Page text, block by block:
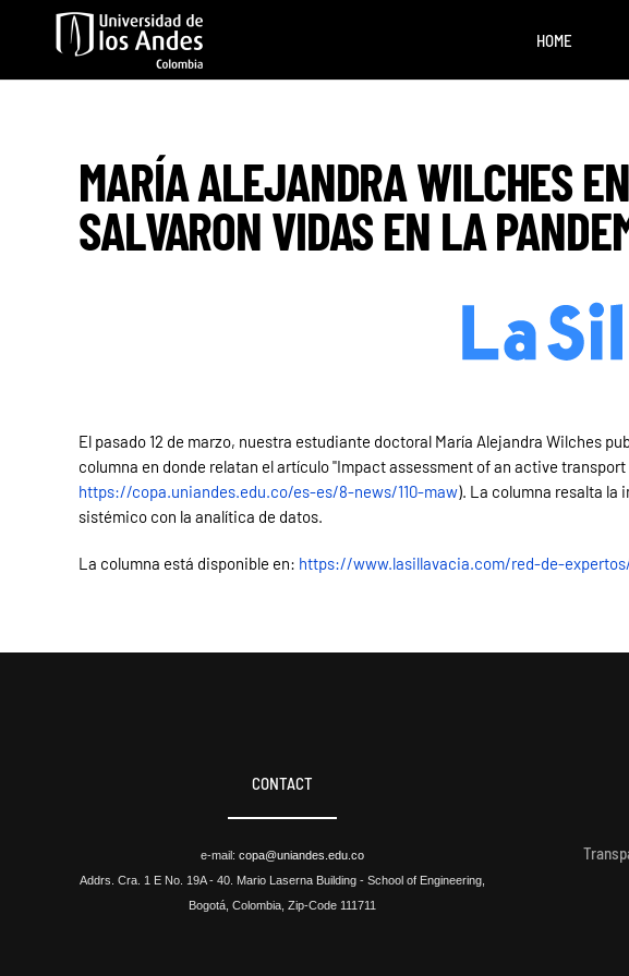
Skip to main content
HOME
MARÍA ALEJANDRA WILCHES
SALVARON VIDAS EN LA
El pasado 12 de marzo, nuestra estudiante doctoral María Alejandra Wilches
columna en donde relatan el artículo "Impact assessment of an active
https://copa.uniandes.edu.co/es-es/8-news/110-maw). La columna resalta la
sistémico con la analítica de datos.
La columna está disponible en: https://www.lasillavacia.com/red-de-
CONTACT
e-mail: copa@uniandes.edu.co
Addrs. Cra. 1 E No. 19A - 40. Mario Laserna Building - School of Engineering,
Bogotá, Colombia, Zip-Code 111711